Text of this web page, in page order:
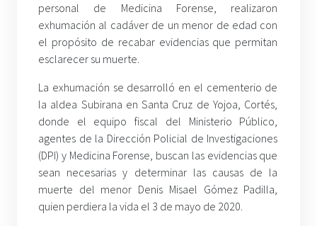
personal de Medicina Forense, realizaron
exhumación al cadáver de un menor de edad con
el propósito de recabar evidencias que permitan
esclarecer su muerte.
La exhumación se desarrolló en el cementerio de
la aldea Subirana en Santa Cruz de Yojoa, Cortés,
donde el equipo fiscal del Ministerio Público,
agentes de la Dirección Policial de Investigaciones
(DPI) y Medicina Forense, buscan las evidencias que
sean necesarias y determinar las causas de la
muerte del menor Denis Misael Gómez Padilla,
quien perdiera la vida el 3 de mayo de 2020.